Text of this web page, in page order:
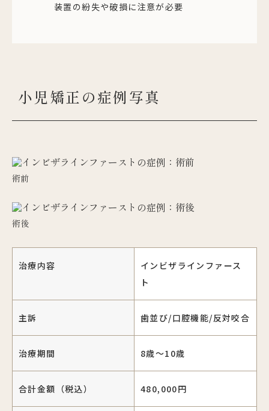
装置の紛失や破損に注意が必要
小児矯正の症例写真
術前
術後
治療内容
インビザラインファース
ト
主訴 歯並び/口腔機能/反対咬合
治療期間 8歳〜10歳
合計金額（税込） 480,000円